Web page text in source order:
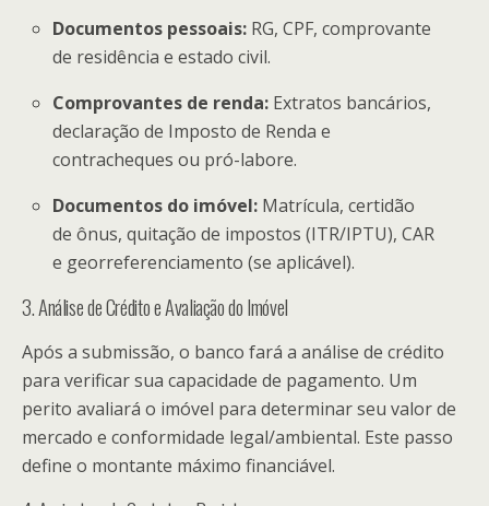
Documentos pessoais: RG, CPF, comprovante
de residência e estado civil.
Comprovantes de renda: Extratos bancários,
declaração de Imposto de Renda e
contracheques ou pró-labore.
Documentos do imóvel: Matrícula, certidão
de ônus, quitação de impostos (ITR/IPTU), CAR
e georreferenciamento (se aplicável).
3. Análise de Crédito e Avaliação do Imóvel
Após a submissão, o banco fará a análise de crédito
para verificar sua capacidade de pagamento. Um
perito avaliará o imóvel para determinar seu valor de
mercado e conformidade legal/ambiental. Este passo
define o montante máximo financiável.